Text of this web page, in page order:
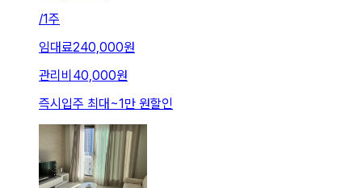
/1주
임대료240,000원
관리비 40,000원
즉시입주 최대 ~1만 원할인